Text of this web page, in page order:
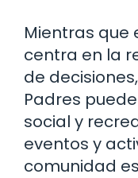
Mientras que
centra en la
de
Padres
social y
eventos y
comunidad